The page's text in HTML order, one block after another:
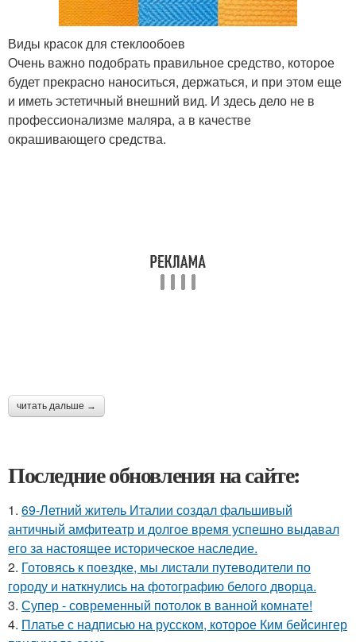
Виды красок для стеклообоев
Очень важно подобрать правильное средство, которое
будет прекрасно наноситься, держаться, и при этом еще
и иметь эстетичный внешний вид. И здесь дело не в
профессионализме маляра, а в качестве
окрашивающего средства.
читать дальше →
Последние обновления на сайте:
1. 69-Летний житель Италии создал фальшивый
античный амфитеатр и долгое время успешно выдавал
его за настоящее историческое наследие.
2. Готовясь к поездке, мы листали путеводители по
городу и наткнулись на фотографию белого дворца.
3. Супер - современный потолок в ванной комнате!
4. Платье с надписью на русском, которое Ким бейсингер